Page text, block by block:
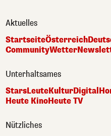
Aktuelles
StartseiteÖsterreich
CommunityWetter
Unterhaltsames
StarsLeuteKulturDigital
Heute KinoHeute TV
Nützliches